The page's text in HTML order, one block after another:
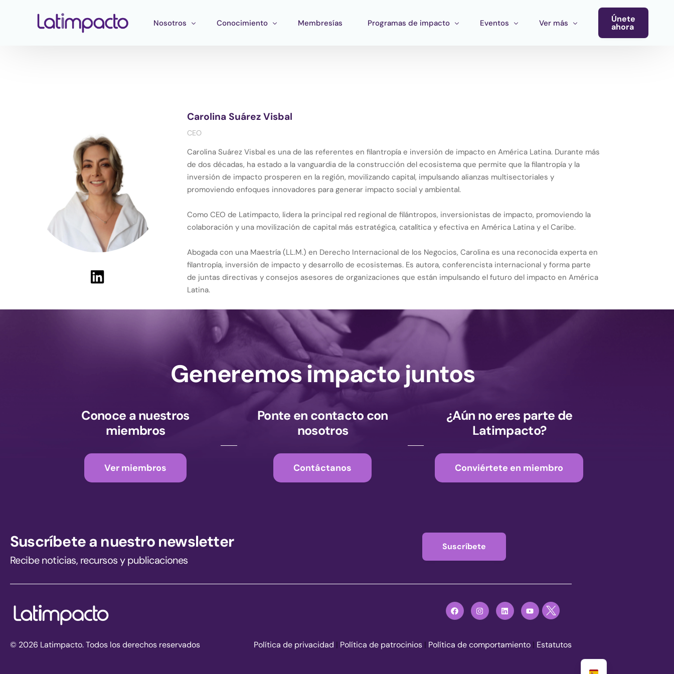
Nosotros
Consejo Asesor Estratégico
Conocimiento
Mapeo del ecosistema
Membresías Programas de impacto
Fondo STEM
Innature Lab
Eventos Ver más Únete
ahora
Carolina Suárez Visbal
CEO
Carolina Suárez Visbal es una de las referentes en filantropía e inversión de impacto en América Latina. Durante más
de dos décadas, ha estado a la vanguardia de la construcción del ecosistema que permite que la filantropía y la
inversión de impacto prosperen en la región, movilizando capital, impulsando alianzas multisectoriales y
promoviendo enfoques innovadores para generar impacto social y ambiental.
Como CEO de Latimpacto, lidera la principal red regional de filántropos, inversionistas de impacto, promoviendo la
colaboración y una movilización de capital más estratégica, catalítica y efectiva en América Latina y el Caribe.
Abogada con una Maestría (LL.M.) en Derecho Internacional de los Negocios, Carolina es una reconocida experta en
filantropía, inversión de impacto y desarrollo de ecosistemas. Es autora, conferencista internacional y forma parte
de juntas directivas y consejos asesores de organizaciones que están impulsando el futuro del impacto en América
Latina.
Generemos impacto juntos
Conoce a nuestros
miembros
Ver miembros
Ponte en contacto con
nosotros
Contáctanos
¿Aún no eres parte de
Latimpacto?
Conviértete en miembro
Suscríbete a nuestro newsletter
Recibe noticias, recursos y publicaciones
Suscríbete
© 2026 Latimpacto. Todos los derechos reservados Política de privacidad | Política de patrocinios| Política de comportamiento| Estatutos